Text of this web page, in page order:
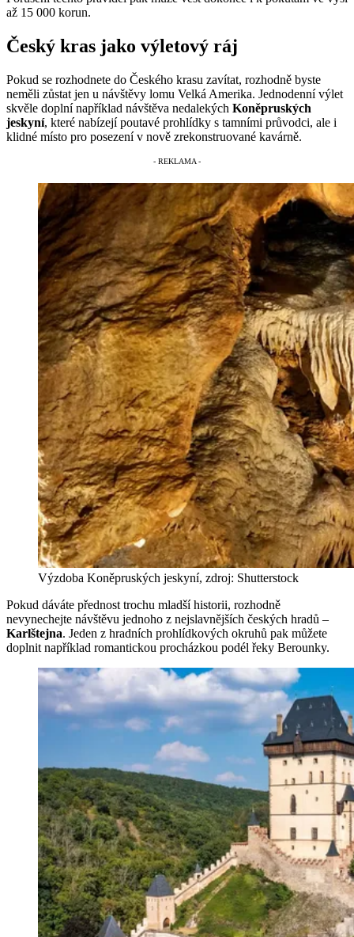
až 15 000 korun.
Český kras jako výletový ráj
Pokud se rozhodnete do Českého krasu zavítat, rozhodně byste
neměli zůstat jen u návštěvy lomu Velká Amerika. Jednodenní výlet
skvěle doplní například návštěva nedalekých Koněpruských
jeskyní, které nabízejí poutavé prohlídky s tamními průvodci, ale i
klidné místo pro posezení v nově zrekonstruované kavárně.
Výzdoba Koněpruských jeskyní, zdroj: Shutterstock
Pokud dáváte přednost trochu mladší historii, rozhodně
nevynechejte návštěvu jednoho z nejslavnějších českých hradů –
Karlštejna. Jeden z hradních prohlídkových okruhů pak můžete
doplnit například romantickou procházkou podél řeky Berounky.